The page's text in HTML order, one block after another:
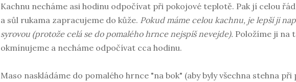
Kachnu necháme asi hodinu odpočívat při pokojové teplotě. Pak jí celou
a sůl rukama zapracujeme do kůže. Pokud máme celou kachnu, je lepší ji
syrovou (protože celá se do pomalého hrnce nejspíš nevejde). Položíme ji na
okmínujeme a necháme odpočívat cca hodinu.
Maso naskládáme do pomalého hrnce "na bok" (aby byly všechna stehna